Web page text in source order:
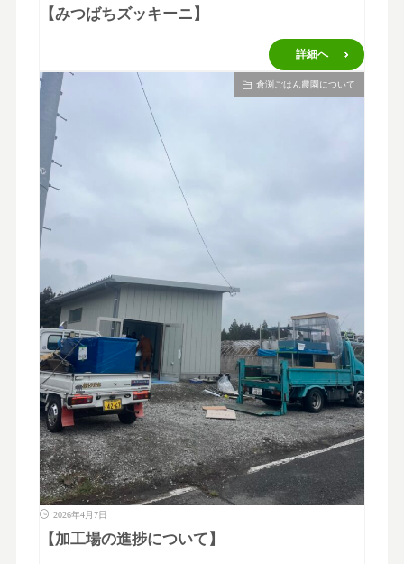
【みつばちズッキーニ】
詳細へ
倉渕ごはん農園について
2026年4月7日
【加工場の進捗について】